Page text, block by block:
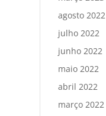
agosto 2022
julho 2022
junho 2022
maio 2022
abril 2022
março 2022